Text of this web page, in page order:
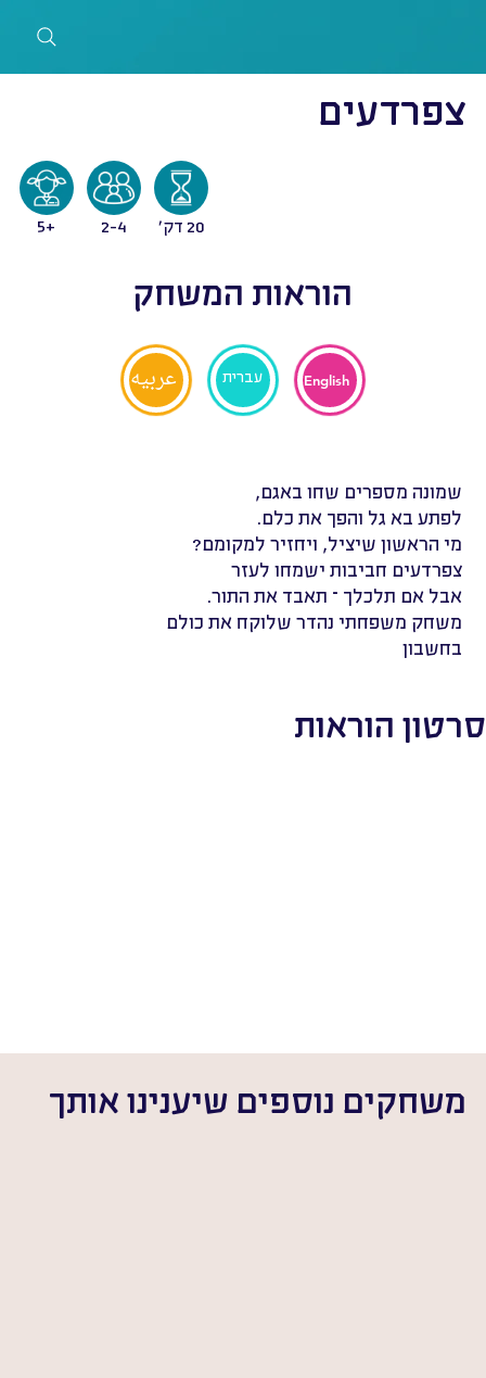
צפרדעים
20 דק' 2-4
5+
שמונה מספרים שחו באגם,
לפתע בא גל והפך את כלם.
מי הראשון שיציל, ויחזיר למקומם?
צפרדעים חביבות ישמחו לעזר
אבל אם תלכלך – תאבד את התור.
משחק משפחתי נהדר שלוקח את כולם
בחשבון
English עברית عربيه
הוראות המשחק
סרטון הוראות
משחקים נוספים שיענינו אותך